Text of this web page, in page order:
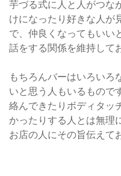
芋づる式に人と人がつな
けになったり好きな人が
で、仲良くなってもいい
話をする関係を維持して
もちろんバーはいろいろ
いと思う人もいるものです
絡んできたりボディタッ
かったりする人とは無理
お店の人にその旨伝えて